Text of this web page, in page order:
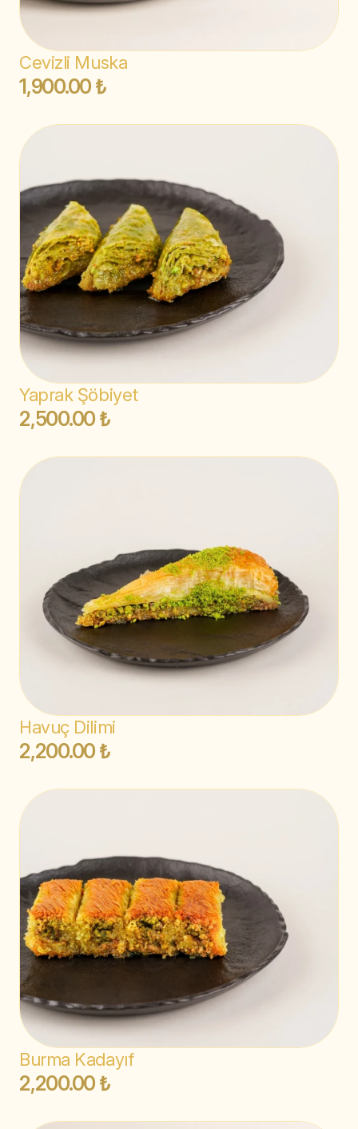
Cevizli Muska
1,900.00 ₺
Yaprak Şöbiyet
2,500.00 ₺
Havuç Dilimi
2,200.00 ₺
Burma Kadayıf
2,200.00 ₺